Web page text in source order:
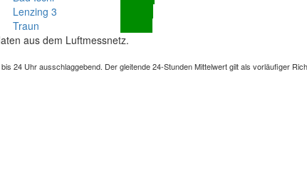
Lenzing 3
Traun
aus dem Luftmessnetz.
24 Uhr ausschlaggebend. Der gleitende 24-Stunden Mittelwert gilt als vorläufiger